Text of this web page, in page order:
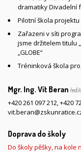
dramatiky Divadelní
Pilotní škola projektu
Zařazeni v síti
jsme držitelem titulu
„GLOBE“
Tréninková škola
Mgr. Ing. Vít Beran
+420 261 097 212,+420
Doprava do školy
Do školy pěšky, na kole